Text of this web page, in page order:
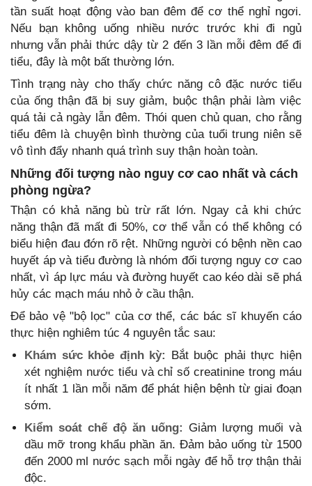
tần suất hoạt động vào ban đêm để cơ thể nghỉ ngơi.
Nếu bạn không uống nhiều nước trước khi đi ngủ
nhưng vẫn phải thức dậy từ 2 đến 3 lần mỗi đêm để đi
tiểu, đây là một bất thường lớn.
Tình trạng này cho thấy chức năng cô đặc nước tiểu
của ống thận đã bị suy giảm, buộc thận phải làm việc
quá tải cả ngày lẫn đêm. Thói quen chủ quan, cho rằng
tiểu đêm là chuyện bình thường của tuổi trung niên sẽ
vô tình đẩy nhanh quá trình suy thận hoàn toàn.
Những đối tượng nào nguy cơ cao nhất và cách
phòng ngừa?
Thận có khả năng bù trừ rất lớn. Ngay cả khi chức
năng thận đã mất đi 50%, cơ thể vẫn có thể không có
biểu hiện đau đớn rõ rệt. Những người có bệnh nền cao
huyết áp và tiểu đường là nhóm đối tượng nguy cơ cao
nhất, vì áp lực máu và đường huyết cao kéo dài sẽ phá
hủy các mạch máu nhỏ ở cầu thận.
Để bảo vệ "bộ lọc" của cơ thể, các bác sĩ khuyến cáo
thực hiện nghiêm túc 4 nguyên tắc sau:
Khám sức khỏe định kỳ: Bắt buộc phải thực hiện
xét nghiệm nước tiểu và chỉ số creatinine trong máu
ít nhất 1 lần mỗi năm để phát hiện bệnh từ giai đoạn
sớm.
Kiểm soát chế độ ăn uống: Giảm lượng muối và
dầu mỡ trong khẩu phần ăn. Đảm bảo uống từ 1500
đến 2000 ml nước sạch mỗi ngày để hỗ trợ thận thải
độc.